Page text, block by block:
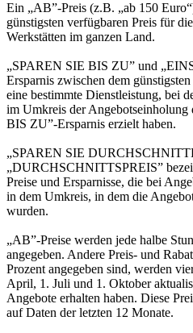
Ein „AB”-Preis (z.B. „ab 150
günstigsten verfügbaren Preis für
Werkstätten im ganzen Land.
„SPAREN SIE BIS ZU” und
Ersparnis zwischen dem
eine bestimmte Dienstleistung, bei
im Umkreis der
BIS ZU”-Ersparnis erzielt haben.
„SPAREN SIE
„DURCHSCHNITTSPREIS”
Preise und Ersparnisse, die bei
in dem Umkreis, in dem die
wurden.
„AB”-Preise werden jede halbe
angegeben. Andere Preis- und
Prozent angegeben sind, werden
April, 1. Juli und 1. Oktober
Angebote erhalten haben. Diese
auf Daten der letzten 12 Monate.